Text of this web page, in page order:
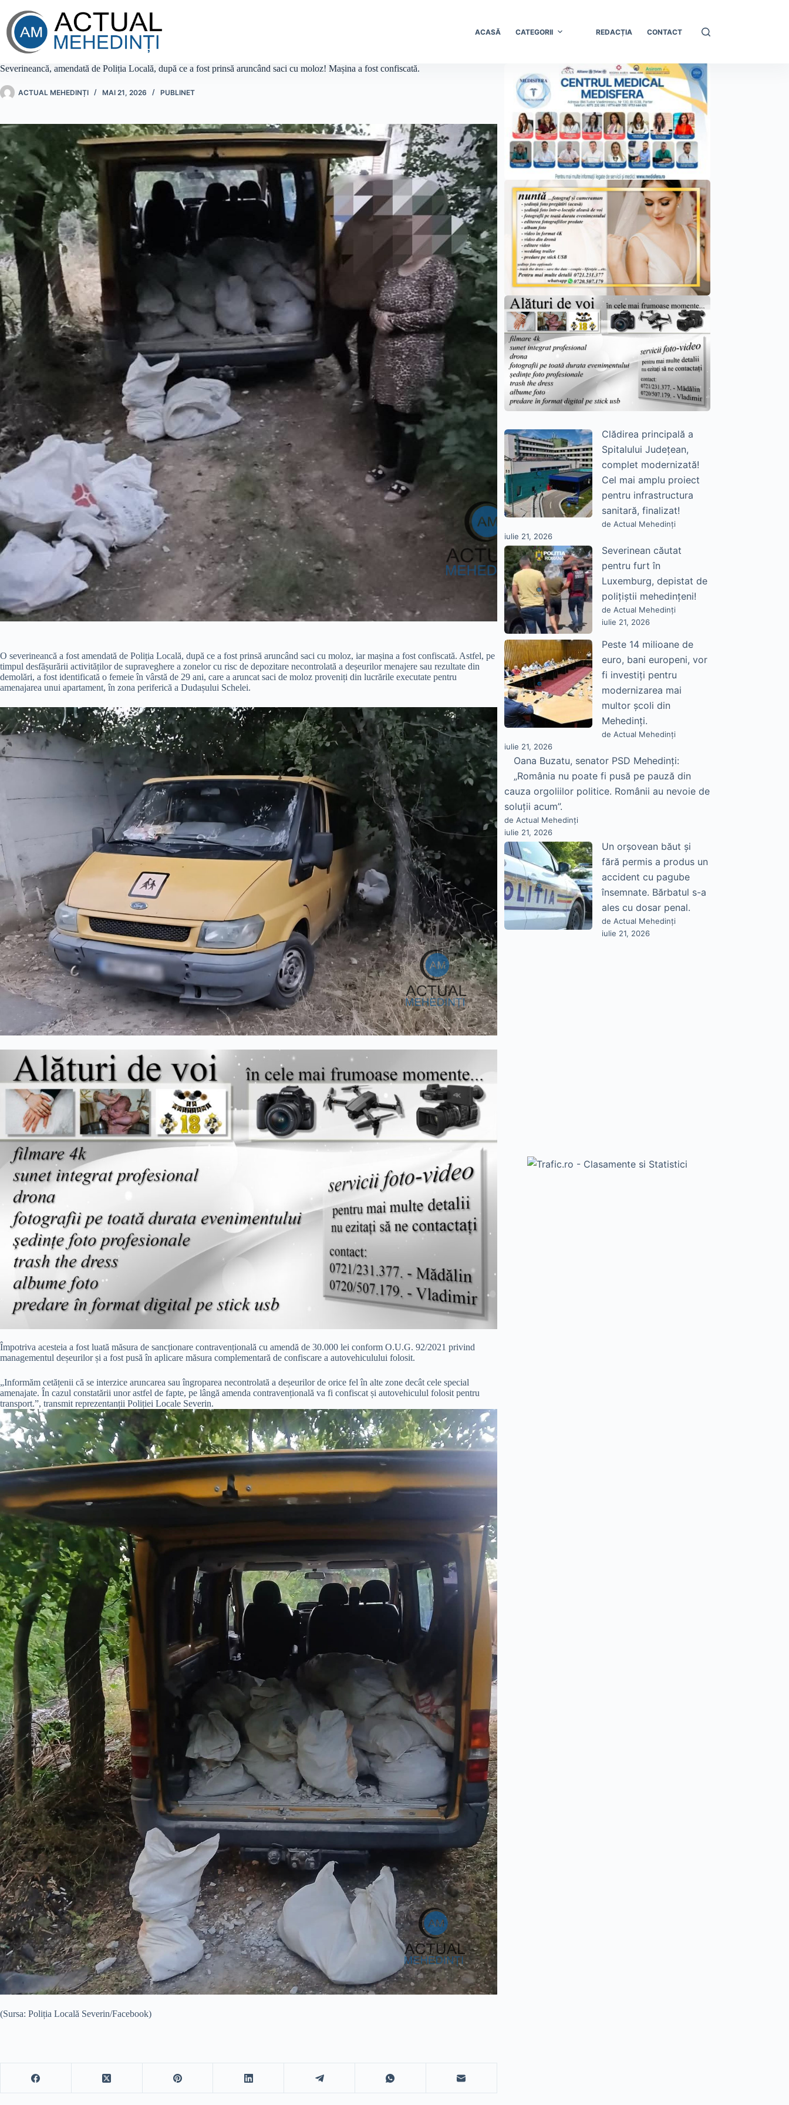
conținut
ACASĂ CATEGORII REDACȚIA CONTACT
Severineancă, amendată de Poliția Locală, după ce a fost prinsă aruncând saci cu moloz! Mașina a fost confiscată.
ACTUAL MEHEDINȚI MAI 21, 2026 PUBLINET
O severineancă a fost amendată de Poliția Locală, după ce a fost prinsă aruncând saci cu moloz, iar mașina a fost confiscată. Astfel, pe
timpul desfășurării activităților de supraveghere a zonelor cu risc de depozitare necontrolată a deșeurilor menajere sau rezultate din
demolări, a fost identificată o femeie în vârstă de 29 ani, care a aruncat saci de moloz proveniți din lucrările executate pentru
amenajarea unui apartament, în zona periferică a Dudașului Schelei.
Împotriva acesteia a fost luată măsura de sancționare contravențională cu amendă de 30.000 lei conform O.U.G. 92/2021 privind
managementul deșeurilor și a fost pusă în aplicare măsura complementară de confiscare a autovehiculului folosit.
„Informăm cetățenii că se interzice aruncarea sau îngroparea necontrolată a deșeurilor de orice fel în alte zone decât cele special
amenajate. În cazul constatării unor astfel de fapte, pe lângă amenda contravențională va fi confiscat și autovehiculul folosit pentru
transport.”, transmit reprezentanții Poliției Locale Severin.
(Sursa: Poliția Locală Severin/Facebook)
Clădirea principală a
Spitalului Județean,
complet modernizată!
Cel mai amplu proiect
pentru infrastructura
sanitară, finalizat!
de Actual Mehedinți
iulie 21, 2026
Severinean căutat
pentru furt în
Luxemburg, depistat de
polițiștii mehedințeni!
de Actual Mehedinți
iulie 21, 2026
Peste 14 milioane de
euro, bani europeni, vor
fi investiți pentru
modernizarea mai
multor școli din
Mehedinți.
de Actual Mehedinți
iulie 21, 2026
Oana Buzatu, senator PSD Mehedinți:
„România nu poate fi pusă pe pauză din
cauza orgoliilor politice. Românii au nevoie de
soluții acum”.
de Actual Mehedinți
iulie 21, 2026
Un orșovean băut și
fără permis a produs un
accident cu pagube
însemnate. Bărbatul s-a
ales cu dosar penal.
de Actual Mehedinți
iulie 21, 2026